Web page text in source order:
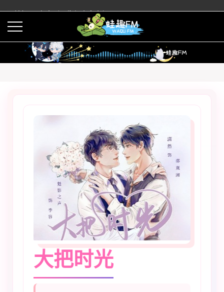
蛙趣FM有声剧预告与内容介绍
大把时光